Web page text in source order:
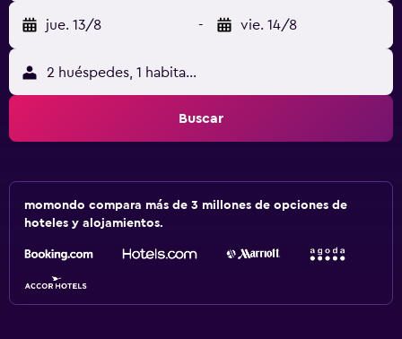
jue. 13/8 - vie. 14/8
2 huéspedes, 1 habitación
Buscar
momondo compara más de 3 millones de opciones de
hoteles y alojamientos.